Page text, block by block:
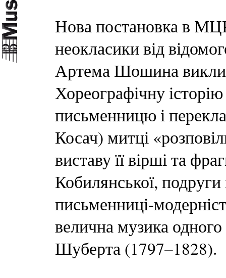
Нова постановка в
неокласики від
Артема Шошина
Хореографічну
письменницю і
Косач) митці
виставу її вірші та
Кобилянської, подруги
письменниці-
велична музика
Шуберта (1797–1828).